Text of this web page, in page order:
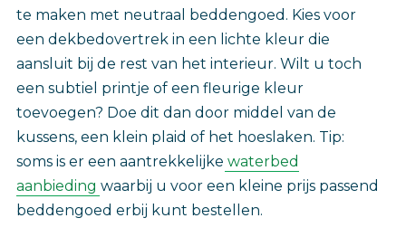
te maken met neutraal beddengoed. Kies voor
een dekbedovertrek in een lichte kleur die
aansluit bij de rest van het interieur. Wilt u toch
een subtiel printje of een fleurige kleur
toevoegen? Doe dit dan door middel van de
kussens, een klein plaid of het hoeslaken. Tip:
soms is er een aantrekkelijke waterbed
aanbieding waarbij u voor een kleine prijs passend
beddengoed erbij kunt bestellen.